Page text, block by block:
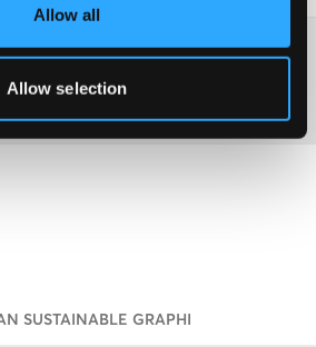
Allow all
Allow selection
SUSTAINABLE GRAPHI